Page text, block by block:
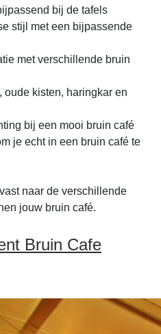
bij de tafels
stijl met een bijpassende
met verschillende bruin
oude kisten, haringkar en
bij een mooi bruin café
je echt in een bruin café te
naar de verschillende
jouw bruin café.
Bruin Cafe